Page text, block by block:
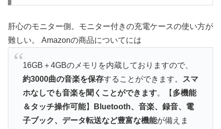
肝心のモニター側。モニター付きの充電ケースの使い方が
難しい。 Amazonの商品についてには
16GB＋4GBのメモリを内蔵しておりますので、
約3000曲の音楽を保存することができます。 スマ
ホなしでも音楽を聞くことができます。【 多機能
＆タッチ操作可能】
Bluetooth、音楽、録音、電
子ブック、データ転送など豊富な機能が備えま